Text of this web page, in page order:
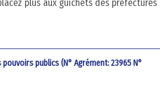
plus aux guichets des préfectures
publics (N° Agrément: 23965 N°